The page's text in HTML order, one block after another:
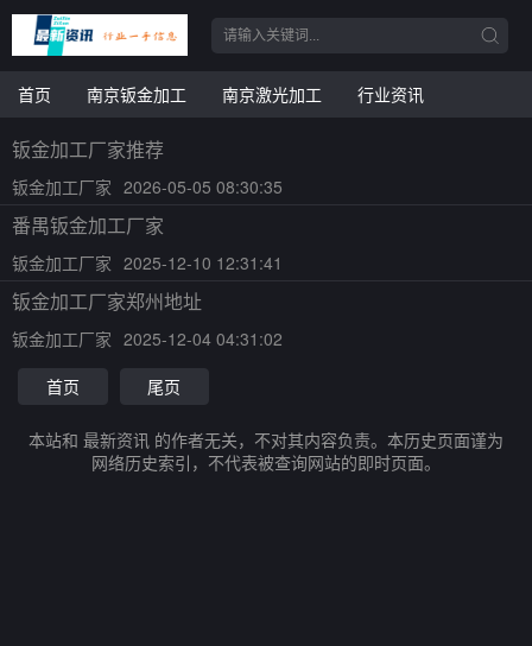
首页 南京钣金加工 南京激光加工 行业资讯
钣金加工厂家推荐
钣金加工厂家 2026-05-05 08:30:35
番禺钣金加工厂家
钣金加工厂家 2025-12-10 12:31:41
钣金加工厂家郑州地址
钣金加工厂家 2025-12-04 04:31:02
首页
尾页
本站和 最新资讯 的作者无关，不对其内容负责。本历史页面谨为
网络历史索引，不代表被查询网站的即时页面。